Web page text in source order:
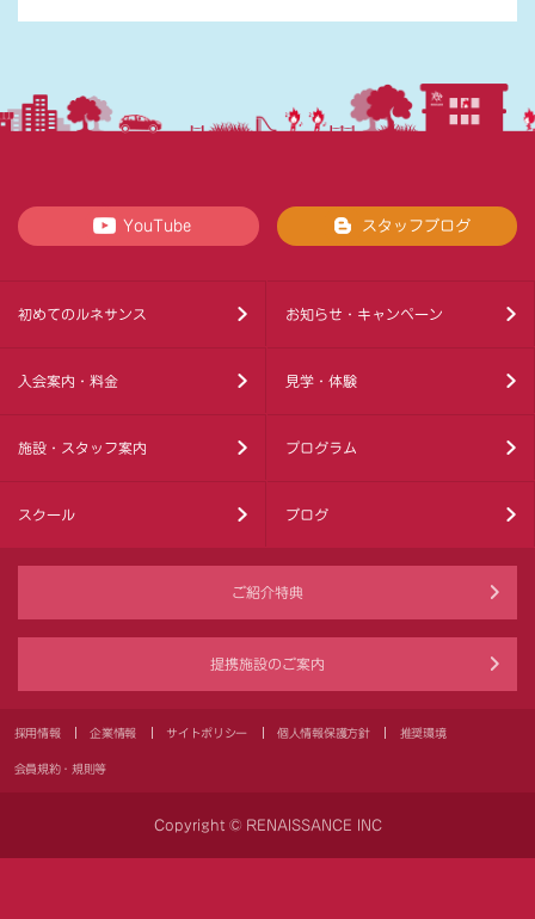
YouTube スタッフブログ
初めてのルネサンス お知らせ・キャンペーン
入会案内・料金 見学・体験
施設・スタッフ案内 プログラム
スクール ブログ
ご紹介特典
提携施設のご案内
採用情報 企業情報 サイトポリシー 個人情報保護方針 推奨環境
会員規約・規則等
Copyright © RENAISSANCE INC